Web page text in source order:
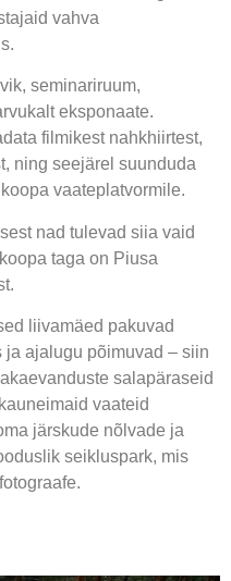
vahva
seminariruum,
eksponaate.
filmikest nahkhiirtest,
ning seejärel suunduda
vaateplatvormile.
nad tulevad siia vaid
taga on Piusa
liivamäed pakuvad
ajalugu põimuvad – siin
salapäraseid
vaateid
järskude nõlvade ja
seikluspark, mis